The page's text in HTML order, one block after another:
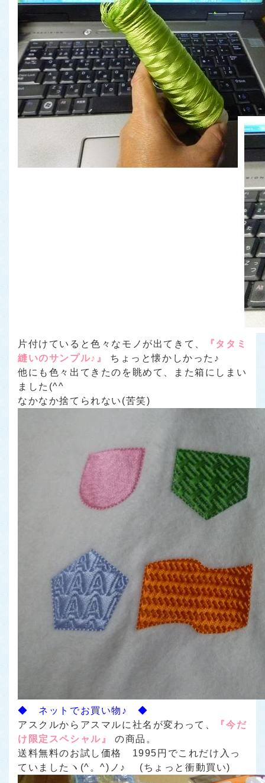
片付けていると色々なモノが出てきて、
『タタミ
縫いのサンプル♪』
ちょっと懐かしかった♪
他にも色々出てきたのを眺めて、また箱にしまい
ました(^^ゞ
なかなか捨てられない(苦笑)
◆ ネットでお買い物♪ ◆
アスクルからアスマルに社名が変わって、
『今だ
け限定スペシャル』
の商品。
送料無料のお試し価格 1995円でこれだけ入っ
ていましたヽ(^。^)ノ♪ (ちょっと衝動買い)